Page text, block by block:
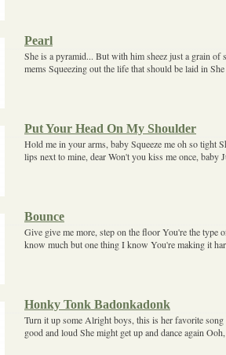
Pearl
She is a pyramid... But with him sheez just a grain of
mems Squeezing out the life that should be laid in
Put Your Head On My Shoulder
Hold me in your arms, baby Squeeze me oh so tight
lips next to mine, dear Won't you kiss me once, baby
Bounce
Give give me more, step on the floor You're the
know much but one thing I know You're making it
Honky Tonk Badonkadonk
Turn it up some Alright boys, this is her favorite
good and loud She might get up and dance again